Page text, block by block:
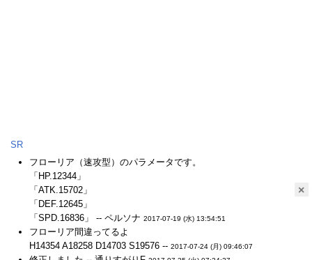
SR
フローリア（速攻型）のパラメータです。
「HP.12344」
「ATK.15702」
「DEF.12645」
「SPD.16836」 -- ペルソナ 2017-07-19 (水) 13:54:51
フローリア間違ってるよ
H14354 A18258 D14703 S19576 -- 2017-07-24 (月) 09:46:07
×